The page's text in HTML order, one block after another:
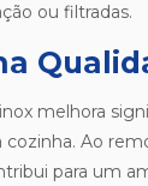
ou filtradas.
melhora
cozinha. Ao
para um